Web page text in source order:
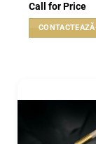
Call for Price